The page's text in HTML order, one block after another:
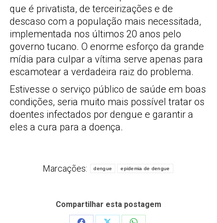
que é privatista, de terceirizações e de
descaso com a população mais necessitada,
implementada nos últimos 20 anos pelo
governo tucano. O enorme esforço da grande
mídia para culpar a vítima serve apenas para
escamotear a verdadeira raiz do problema.
Estivesse o serviço público de saúde em boas
condições, seria muito mais possível tratar os
doentes infectados por dengue e garantir a
eles a cura para a doença.
Marcações: dengue epidemia de dengue
Compartilhar esta postagem